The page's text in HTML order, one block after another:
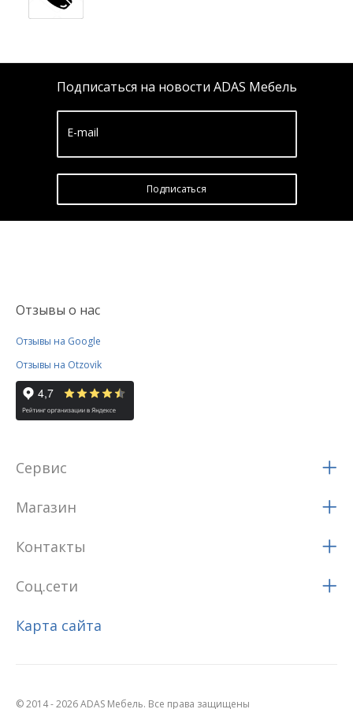
Подписаться на новости ADAS Мебель
E-mail
Подписатьcя
Отзывы о нас
Отзывы на Google
Отзывы на Otzovik
Сервис
Магазин
Контакты
Соц.сети
Карта сайта
© 2014 - 2026 ADAS Мебель. Все права защищены